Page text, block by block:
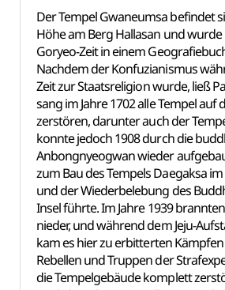
Der Tempel Gwaneumsa befindet
Höhe am Berg Hallasan und
Goryeo-Zeit in einem
Nachdem der Konfuzianismus
Zeit zur Staatsreligion wurde, ließ
sang im Jahre 1702 alle Tempel auf
zerstören, darunter auch der
konnte jedoch 1908 durch die
Anbongnyeogwan wieder
zum Bau des Tempels Daegaksa
und der Wiederbelebung des
Insel führte. Im Jahre 1939
nieder, und während dem Jeju-
kam es hier zu erbitterten
Rebellen und Truppen der
die Tempelgebäude komplett